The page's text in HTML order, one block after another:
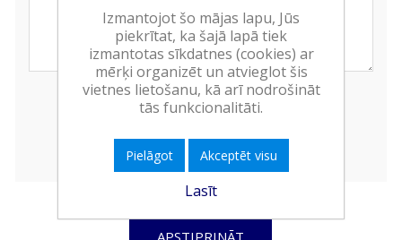
APSTIPRINĀT
Izmantojot šo mājas lapu, Jūs
piekrītat, ka šajā lapā tiek
izmantotas sīkdatnes (cookies) ar
mērķi organizēt un atvieglot šis
vietnes lietošanu, kā arī nodrošināt
tās funkcionalitāti.
Pielāgot Akceptēt visu
Lasīt